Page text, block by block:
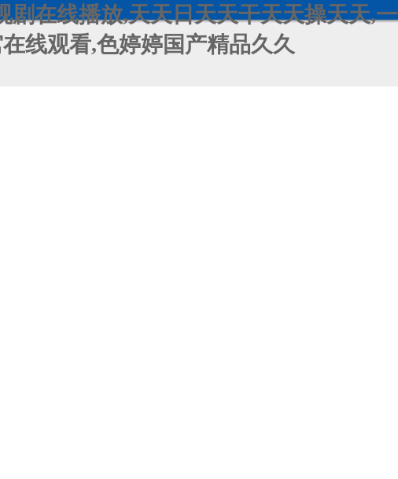
在线播放,天天日天天干天天操天天,一
线观看,色婷婷国产精品久久